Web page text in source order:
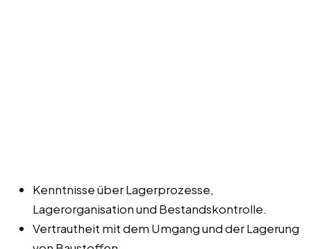
Kenntnisse über Lagerprozesse,
Lagerorganisation und Bestandskontrolle.
Vertrautheit mit dem Umgang und der Lagerung